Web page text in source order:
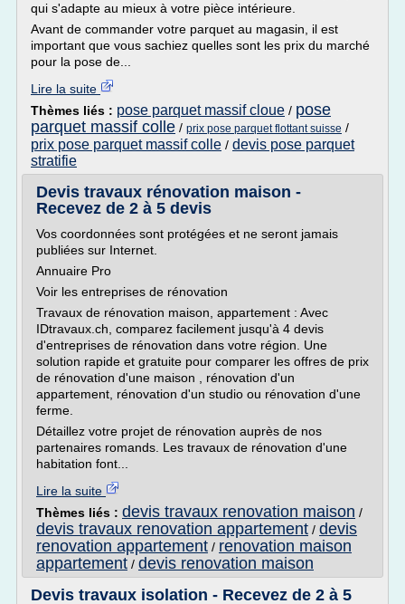
qui s'adapte au mieux à votre pièce intérieure.
Avant de commander votre parquet au magasin, il est
important que vous sachiez quelles sont les prix du marché
pour la pose de...
Lire la suite
Thèmes liés : pose parquet massif cloue / pose
parquet massif colle / prix pose parquet flottant suisse /
prix pose parquet massif colle / devis pose parquet
stratifie
Devis travaux rénovation maison -
Recevez de 2 à 5 devis
Vos coordonnées sont protégées et ne seront jamais
publiées sur Internet.
Annuaire Pro
Voir les entreprises de rénovation
Travaux de rénovation maison, appartement : Avec
IDtravaux.ch, comparez facilement jusqu'à 4 devis
d'entreprises de rénovation dans votre région. Une
solution rapide et gratuite pour comparer les offres de prix
de rénovation d'une maison , rénovation d'un
appartement, rénovation d'un studio ou rénovation d'une
ferme.
Détaillez votre projet de rénovation auprès de nos
partenaires romands. Les travaux de rénovation d'une
habitation font...
Lire la suite
Thèmes liés : devis travaux renovation maison /
devis travaux renovation appartement / devis
renovation appartement / renovation maison
appartement / devis renovation maison
Devis travaux isolation - Recevez de 2 à 5